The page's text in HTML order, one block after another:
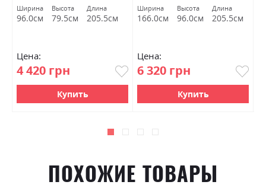
Ширина
96.0см
Высота
79.5см
Длина
205.5см
Цена:
4 420 грн
Купить
Ширина
166.0см
Высота
96.0см
Длина
205.5см
Цена:
6 320 грн
Купить
ПОХОЖИЕ ТОВАРЫ